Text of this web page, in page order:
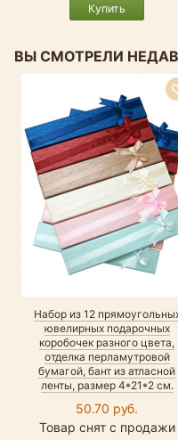
Купить
ВЫ СМОТРЕЛИ
Набор из 12
ювелирных подарочных
коробочек разного цвета,
отделка перламутровой
бумагой, бант из атласной
ленты, размер 4*21*2 см.
50.70 руб.
Товар снят с продажи